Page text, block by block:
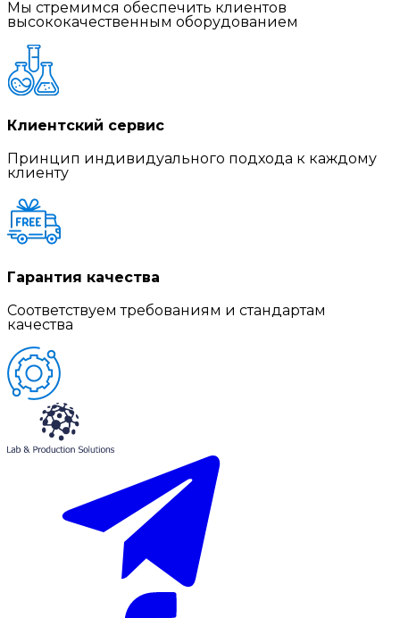
Мы стремимся обеспечить клиентов
высококачественным оборудованием
Клиентский сервис
Принцип индивидуального подхода к каждому
клиенту
Гарантия качества
Соответствуем требованиям и стандартам
качества